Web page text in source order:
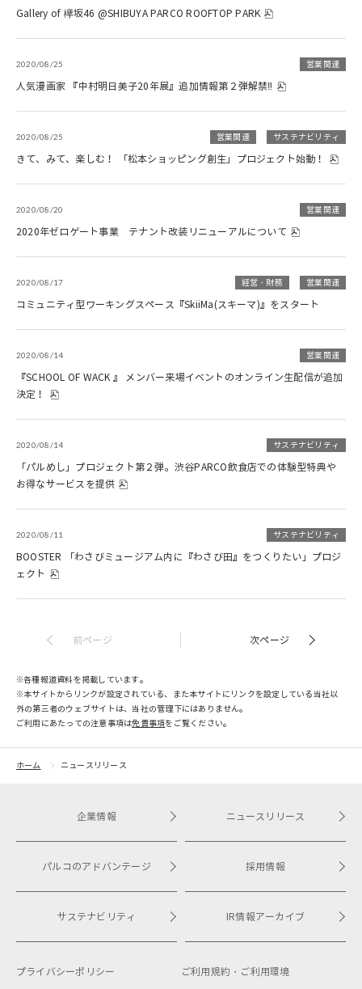
Gallery of 欅坂46 @SHIBUYA PARCO ROOFTOP PARK
2020/08/25 営業関連
人気漫画家 『中村明日美子20年展』追加情報第２弾解禁‼
2020/08/25 営業関連 サステナビリティ
きて、みて、楽しむ！ 「松本ショッピング創生」プロジェクト始動！
2020/08/20 営業関連
2020年ゼロゲート事業 テナント改装リニューアルについて
2020/08/17 経営・財務 営業関連
コミュニティ型ワーキングスペース『SkiiMa(スキーマ)』をスタート
2020/08/14 営業関連
『SCHOOL OF WACK 』 メンバー来場イベントのオンライン生配信が追加
決定！
2020/08/14 サステナビリティ
「パルめし」プロジェクト第２弾。渋谷PARCO飲食店での体験型特典や
お得なサービスを提供
2020/08/11 サステナビリティ
BOOSTER 「わさびミュージアム内に『わさび田』をつくりたい」プロジ
ェクト
前ページ 次ページ
※各種報道資料を掲載しています。
※本サイトからリンクが設定されている、また本サイトにリンクを設定している当社以
外の第三者のウェブサイトは、当社の管理下にはありません。
ご利用にあたっての注意事項は​免責事項をご覧ください。
ホーム ニュースリリース
企業情報
パルコのアドバンテージ
サステナビリティ
ニュースリリース
採用情報
IR情報アーカイブ
プライバシーポリシー ご利用規約・ ご利用環境